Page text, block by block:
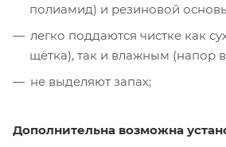
полиамид) и резиновой
легко поддаются чистке как
щётка), так и влажным (напор
не выделяют запах;
Дополнительна возможна